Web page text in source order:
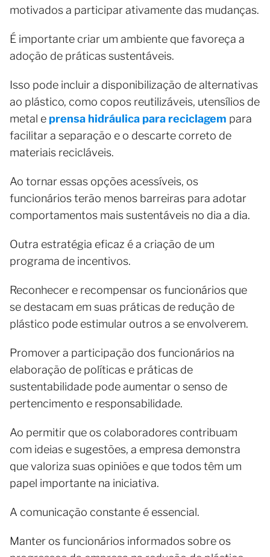
motivados a participar ativamente das mudanças.
É importante criar um ambiente que favoreça a
adoção de práticas sustentáveis.
Isso pode incluir a disponibilização de alternativas
ao plástico, como copos reutilizáveis, utensílios de
metal e prensa hidráulica para reciclagem para
facilitar a separação e o descarte correto de
materiais recicláveis.
Ao tornar essas opções acessíveis, os
funcionários terão menos barreiras para adotar
comportamentos mais sustentáveis no dia a dia.
Outra estratégia eficaz é a criação de um
programa de incentivos.
Reconhecer e recompensar os funcionários que
se destacam em suas práticas de redução de
plástico pode estimular outros a se envolverem.
Promover a participação dos funcionários na
elaboração de políticas e práticas de
sustentabilidade pode aumentar o senso de
pertencimento e responsabilidade.
Ao permitir que os colaboradores contribuam
com ideias e sugestões, a empresa demonstra
que valoriza suas opiniões e que todos têm um
papel importante na iniciativa.
A comunicação constante é essencial.
Manter os funcionários informados sobre os